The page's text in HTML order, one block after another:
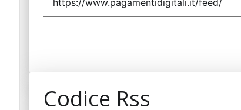
Codice Rss